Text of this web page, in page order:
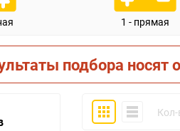
1 - прямая
подбора носят
ПлиткаКомпактно
Кол-